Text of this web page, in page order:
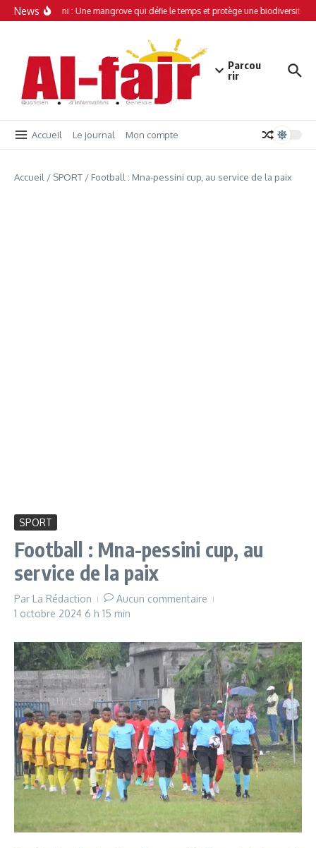
Aller au contenu
News
Simamboini : Une mangrove qui défie le temps et protège une biodiversité
Parcou
rir
Accueil Le journal Mon compte
Accueil / SPORT / Football : Mna-pessini cup, au service de la paix
SPORT
Football : Mna-pessini cup, au
service de la paix
Par La Rédaction
Aucun commentaire
1 octobre 2024 6 h 15 min